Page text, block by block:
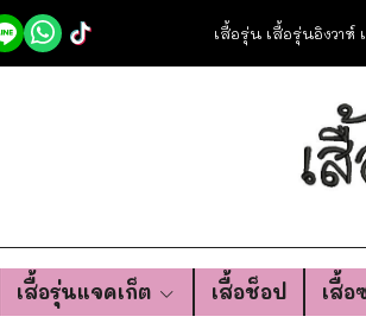
เสื้อรุ่น เสื้อรุ่นอิงวา
เสื้อรุ่นแจคเก็ต เสื้อช็อป เสื้อ